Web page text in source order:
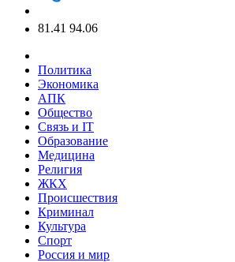
81.41 94.06
Политика
Экономика
АПК
Общество
Связь и IT
Образование
Медицина
Религия
ЖКХ
Происшествия
Криминал
Культура
Спорт
Россия и мир